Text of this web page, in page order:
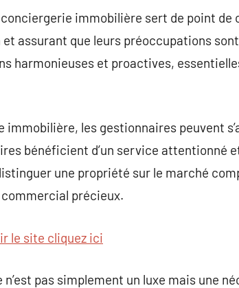
immobilière sert de point de
assurant que leurs préoccupations
harmonieuses et proactives,
les gestionnaires peuvent
bénéficient d’un service attentionné
une propriété sur le marché
précieux.
le site cliquez ici
pas simplement un luxe mais une